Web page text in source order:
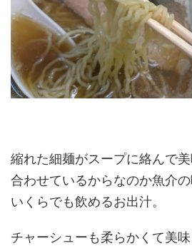
縮れた細麺がスープに絡んで
合わせているからなのか魚介の
いくらでも飲めるお出汁。
チャーシューも柔らかくて美